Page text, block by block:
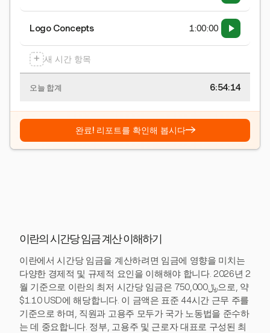
Logo Concepts 1:00:00
+ 새 시간 항목
오늘 합계 6:54:15
완료! 리포트를 확인해 봅시다→
이란의 시간당 임금 계산 이해하기
이란에서 시간당 임금을 계산하려면 임금에 영향을 미치는
다양한 경제적 및 규제적 요인을 이해해야 합니다. 2026년 2
월 기준으로 이란의 최저 시간당 임금은 ﷼750,000으로, 약
$1.10 USD에 해당합니다. 이 금액은 표준 44시간 근무 주를
기준으로 하며, 직원과 고용주 모두가 국가 노동법을 준수하
는 데 중요합니다. 정부, 고용주 및 근로자 대표로 구성된 최